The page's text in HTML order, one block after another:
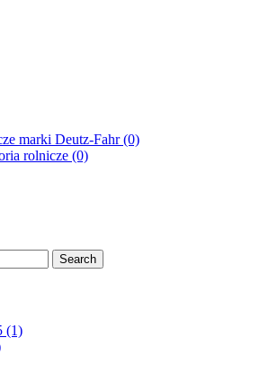
marki Deutz-Fahr (0)
rolnicze (0)
(1)